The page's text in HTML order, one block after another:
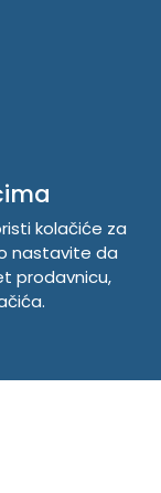
kolačiće za
nastavite da
prodavnicu,